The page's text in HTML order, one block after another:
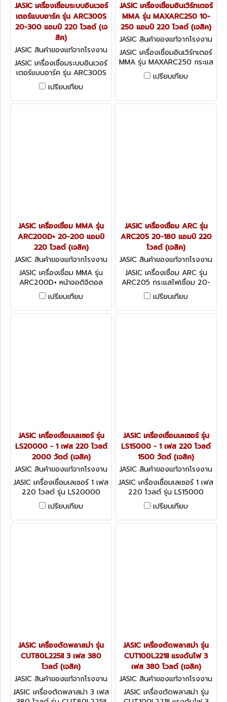
JASIC เครื่องเชื่อมระบบอินเวอร์
เตอร์แบบอาร์ค รุ่น ARC300S
20-300 แอมป์ 220 โวลต์ (เจ
สิค)
JASIC สินค้าของแท้จากโรงงาน
ผู้ผลิต ARC300S
JASIC เครื่องเชื่อมระบบอินเวอร์
เตอร์แบบอาร์ค รุ่น ARC300S
กระแสไฟเชื่อม 20-300 แอมป์
แรงดันไฟ 220 โวลต์ ขนาด
ลวดที่ใช้ 1.6-5.0 มม. ระบบ
เปรียบเทียบ
JASIC เครื่องเชื่อมอินเวิร์ทเตอร์
MMA รุ่น MAXARC250 10-
250 แอมป์ 220 โวลต์ (เจสิค)
JASIC สินค้าของแท้จากโรงงาน
ผู้ผลิต MAXARC250
JASIC เครื่องเชื่อมอินเวิร์ทเตอร์
MMA รุ่น MAXARC250 กระแส
ไฟเชื่อม 10-250 แอมป์ แรงดัน
ไฟ 220 โวลต์ ขนาดลวดที่ใช้
เชื่อมนิ่ง มีระบบป้องกันไฟ
เปรียบเทียบ
JASIC เครื่องเชื่อม MMA รุ่น
ARC200D+ 20-200 แอมป์
220 โวลต์ (เจสิค)
JASIC สินค้าของแท้จากโรงงาน
ผู้ผลิต ARC200D+
JASIC เครื่องเชื่อม MMA รุ่น
ARC200D+ หน้าจอดิจิตอล
ระบบ IGBT กระแสไฟเชื่อม 20-
200 แอมป์ แรงดันไฟ 220
โวลต์ กำลังไฟฟ้าเข้า 9.4KVA
เปรียบเทียบ
JASIC เครื่องเชื่อม ARC รุ่น
ARC205 20-180 แอมป์ 220
โวลต์ (เจสิค)
JASIC สินค้าของแท้จากโรงงาน
ผู้ผลิต ARC205
JASIC เครื่องเชื่อม ARC รุ่น
ARC205 กระแสไฟเชื่อม 20-
180 แอมป์ แรงดันไฟ 220
โวลต์ กำลังไฟฟ้าเข้า 7.4KVA
ขนาดลวดที่ใช้ 1.6-4.0 มม.
เปรียบเทียบ
JASIC เครื่องเชื่อมเลเซอร์ รุ่น
LS20000 - 1 เฟส 220 โวลต์
2000 วัตต์ (เจสิค)
JASIC สินค้าของแท้จากโรงงาน
ผู้ผลิต LS20000
JASIC เครื่องเชื่อมเลเซอร์ 1 เฟส
220 โวลต์ รุ่น LS20000
กระแสเลเซอร์ 2000 วัตต์
ระบายความร้อนด้วยน้ำ ความ
ยาวสายไฟเบอร์ 15 เมตร (เจ
เปรียบเทียบ
JASIC เครื่องเชื่อมเลเซอร์ รุ่น
LS15000 - 1 เฟส 220 โวลต์
1500 วัตต์ (เจสิค)
JASIC สินค้าของแท้จากโรงงาน
ผู้ผลิต LS15000
JASIC เครื่องเชื่อมเลเซอร์ 1 เฟส
220 โวลต์ รุ่น LS15000
กระแสเลเซอร์ 1500 วัตต์
ระบายความร้อนด้วยน้ำ ความ
ยาวสายไฟเบอร์ 12 เมตร (เจ
เปรียบเทียบ
JASIC เครื่องตัดพลาสม่า รุ่น
CUT80L225II 3 เฟส 380
โวลต์ (เจสิค)
JASIC สินค้าของแท้จากโรงงาน
ผู้ผลิต CUT80L225II
JASIC เครื่องตัดพลาสม่า 3 เฟส
JASIC เครื่องตัดพลาสม่า รุ่น
CUT100L221II แรงดันไฟ 3
เฟส 380 โวลต์ (เจสิค)
JASIC สินค้าของแท้จากโรงงาน
ผู้ผลิต CUT100L221II
JASIC เครื่องตัดพลาสม่า รุ่น